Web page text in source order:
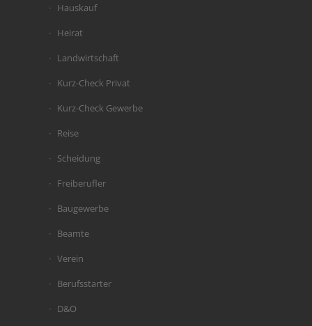
Hauskauf
Heirat
Landwirtschaft
Kurz-Check Privat
Kurz-Check Gewerbe
Reise
Scheidung
Freiberufler
Baugewerbe
Beamte
Verein
Berufsstarter
D&O